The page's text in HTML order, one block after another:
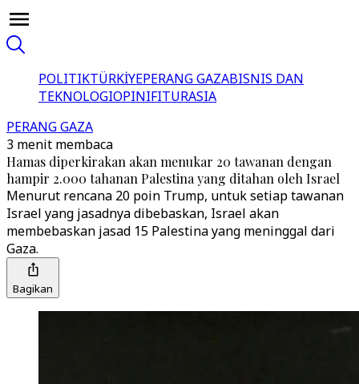
POLITIKTÜRKİYEPERANG GAZABISNIS DAN
TEKNOLOGIOPINIFITURASIA
PERANG GAZA
3 menit membaca
Hamas diperkirakan akan menukar 20 tawanan dengan
hampir 2.000 tahanan Palestina yang ditahan oleh Israel
Menurut rencana 20 poin Trump, untuk setiap tawanan
Israel yang jasadnya dibebaskan, Israel akan
membebaskan jasad 15 Palestina yang meninggal dari
Gaza.
Bagikan